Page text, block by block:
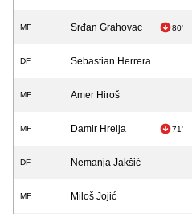
MF Srđan Grahovac 80'
DF Sebastian Herrera
MF Amer Hiroš
MF Damir Hrelja 71'
DF Nemanja Jakšić
MF Miloš Jojić